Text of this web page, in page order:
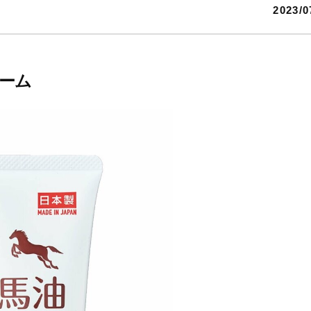
2023/
ム